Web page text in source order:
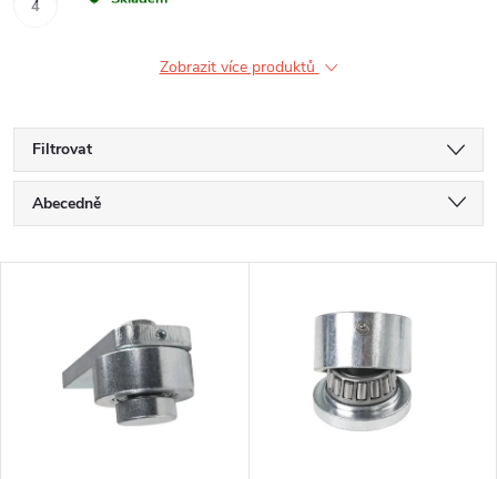
Zobrazit více produktů
Filtrovat
Ř
a
Abecedně
Nejprodávanější